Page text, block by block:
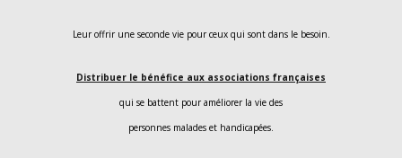
Leur offrir une seconde vie pour ceux qui sont dans le besoin.
Distribuer le bénéfice aux associations françaises
qui se battent pour améliorer la vie des
personnes malades et handicapées.